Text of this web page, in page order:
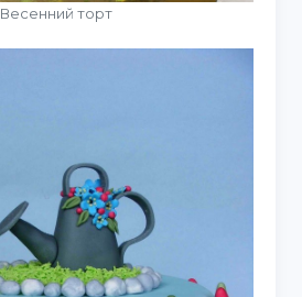
Весенний торт